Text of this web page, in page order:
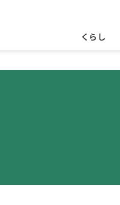
くらし